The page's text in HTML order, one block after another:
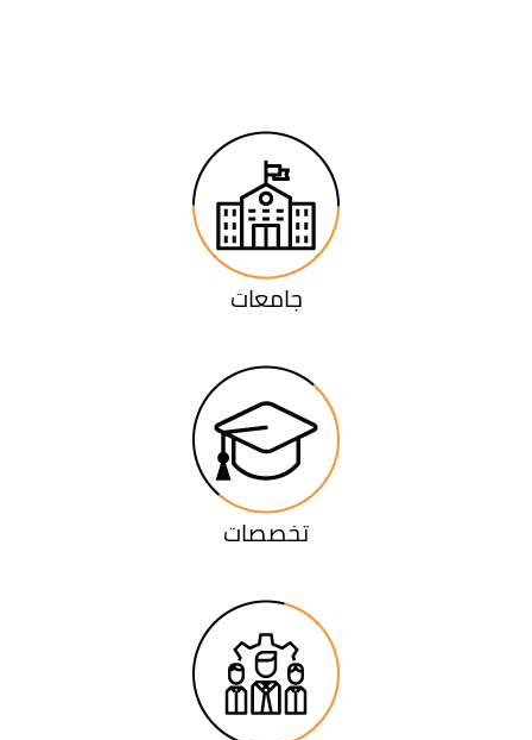
جامعات
تخصصات